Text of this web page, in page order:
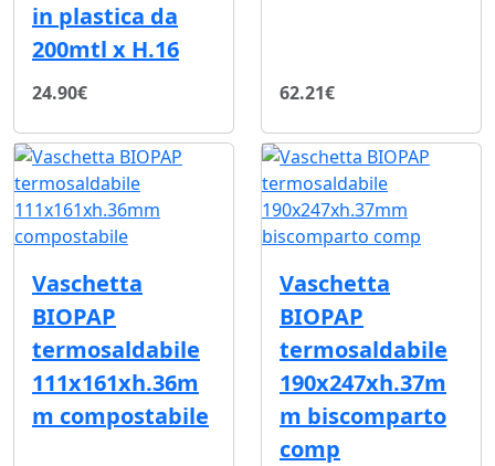
in plastica da
200mtl x H.16
24.90€ 62.21€
Vaschetta
BIOPAP
termosaldabile
111x161xh.36m
m compostabile
Vaschetta
BIOPAP
termosaldabile
190x247xh.37m
m biscomparto
comp